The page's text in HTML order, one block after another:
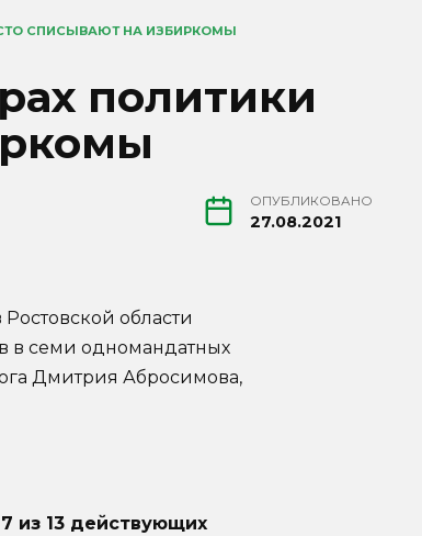
СПИСЫВАЮТ НА ИЗБИРКОМЫ
политики
ОПУБЛИКОВАНО
27.08.2021
Ростовской области
в семи одномандатных
Дмитрия Абросимова,
из 13 действующих